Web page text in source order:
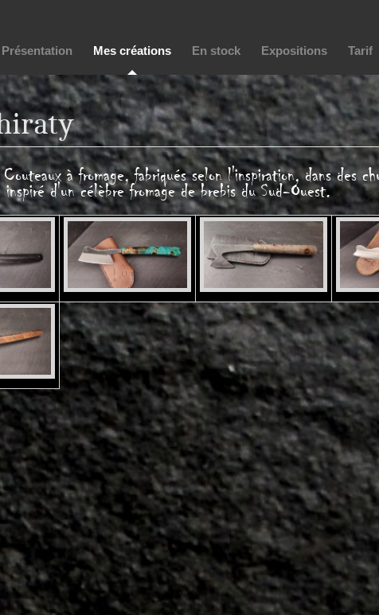
Présentation Mes créations En stock Expositions Tarif
Couteaux à fromage, fabriqués selon l'inspiration, dans des
d'un célèbre fromage de brebis du Sud-Ouest.